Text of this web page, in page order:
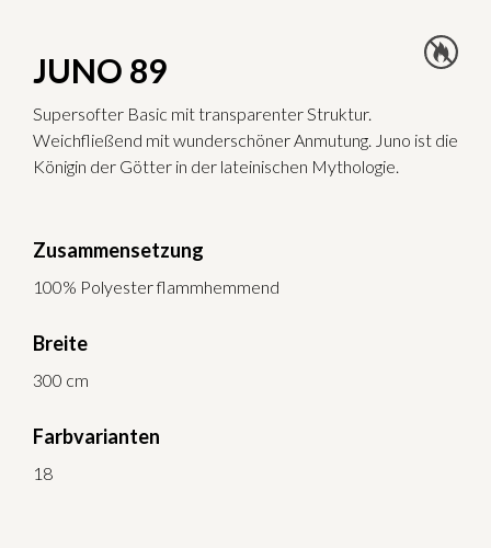
JUNO 89
Supersofter Basic mit transparenter Struktur.
Weichfließend mit wunderschöner Anmutung. Juno ist die
Königin der Götter in der lateinischen Mythologie.
Zusammensetzung
100% Polyester flammhemmend
Breite
300 cm
Farbvarianten
18